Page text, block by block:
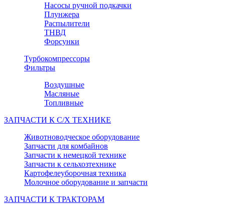
Насосы ручной подкачки
Плунжера
Распылители
ТНВД
Форсунки
Турбокомпрессоры
Фильтры
Воздушные
Масляные
Топливные
ЗАПЧАСТИ К С/Х ТЕХНИКЕ
Животноводческое оборудование
Запчасти для комбайнов
Запчасти к немецкой технике
Запчасти к сельхозтехнике
Картофелеуборочная техника
Молочное оборудование и запчасти
ЗАПЧАСТИ К ТРАКТОРАМ